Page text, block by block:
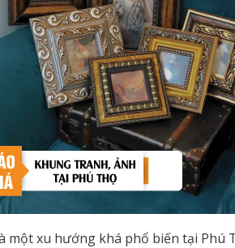
một xu hướng khá phổ biến tại